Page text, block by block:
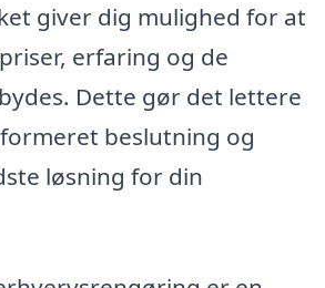
giver dig mulighed for at
erfaring og de
Dette gør det lettere
beslutning og
løsning for din